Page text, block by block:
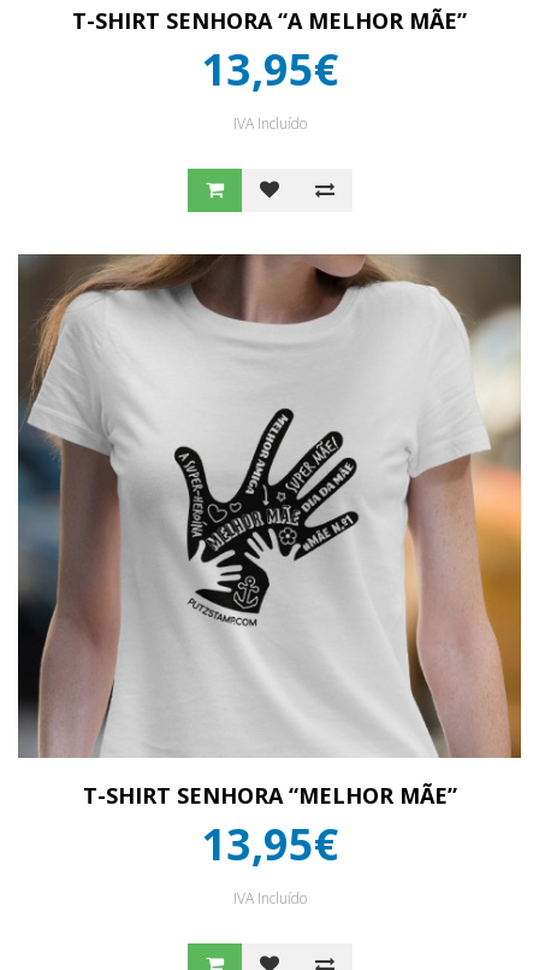
T-SHIRT SENHORA “A MELHOR MÃE”
13,95€
IVA Incluído
T-SHIRT SENHORA “MELHOR MÃE”
13,95€
IVA Incluído